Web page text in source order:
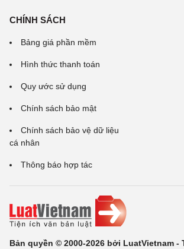
CHÍNH SÁCH
Bảng giá phần mềm
Hình thức thanh toán
Quy ước sử dụng
Chính sách bảo mật
Chính sách bảo vệ dữ liệu
cá nhân
Thông báo hợp tác
Bản quyền © 2000-2026 bởi LuatVietnam -